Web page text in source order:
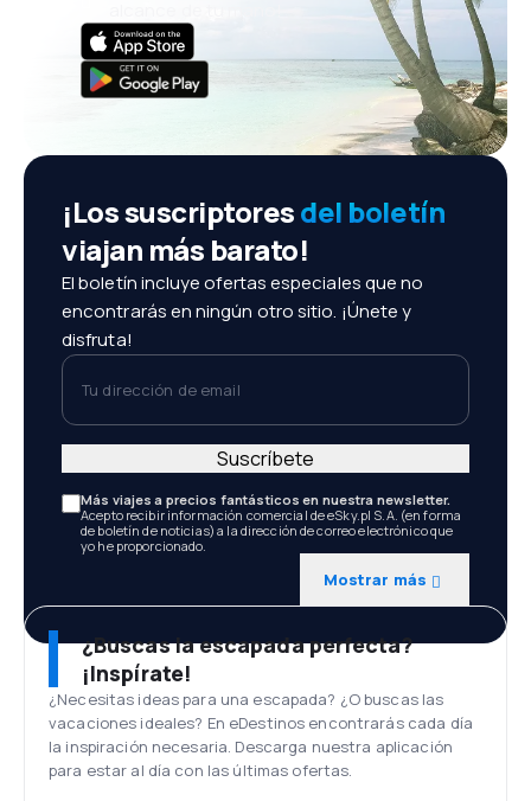
¡Los suscriptoresdel boletín
viajan más barato!
El boletín incluye ofertas especiales que no
encontrarás en ningún otro sitio. ¡Únete y
disfruta!
Tu dirección de email
Más viajes a precios fantásticos en nuestra newsletter.
Acepto recibir información comercial de eSky.pl S.A. (en forma
de boletín de noticias) a la dirección de correo electrónico que
yo he proporcionado.
Mostrar más
Suscríbete
¿Buscas la escapada perfecta?
¡Inspírate!
¿Necesitas ideas para una escapada? ¿O buscas las
vacaciones ideales? En eDestinos encontrarás cada día
la inspiración necesaria. Descarga nuestra aplicación
para estar al día con las últimas ofertas.